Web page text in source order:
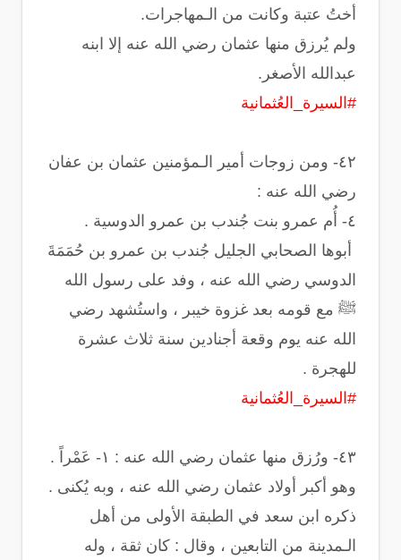
أختُ عتبة وكانت من الـمهاجرات.
‏ولم يُرزق منها عثمان رضي الله عنه إلا ابنه
عبدالله الأصغر.
#السيرة_العُثمانية
‏٤٢- ومن زوجات أمير الـمؤمنين عثمان بن عفان
رضي الله عنه :
‏ أبوها الصحابي الجليل جُندب بن عمرو بن حُمَمَةَ
الدوسي رضي الله عنه ، وفد على رسول الله
ﷺ مع قومه بعد غزوة خيبر ، واستُشهد رضي
الله عنه يوم وقعة أجنادين سنة ثلاث عشرة
للهجرة .
#السيرة_العُثمانية
‏وهو أكبر أولاد عثمان رضي الله عنه ، وبه يُكنى .
ذكره ابن سعد في الطبقة الأولى من أهل
الـمدينة من التابعين ، وقال : ‏كان ثقة ، وله